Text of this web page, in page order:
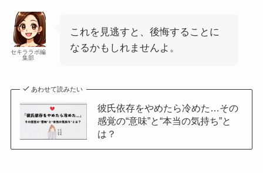
セキララボ編
集部
これを見逃すと、後悔することに
なるかもしれませんよ。
あわせて読みたい
彼氏依存をやめたら冷めた…その
感覚の“意味”と“本当の気持ち”と
は？